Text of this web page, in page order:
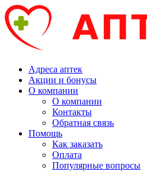
Адреса аптек
Акции и бонусы
О компании
О компании
Контакты
Обратная связь
Помощь
Как заказать
Оплата
Популярные вопросы